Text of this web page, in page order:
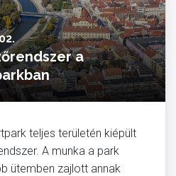
a
teljes területén kiépült
A munka a park
ütemben zajlott annak